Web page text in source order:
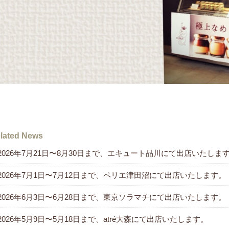
News
年7月21日〜8月30日まで、エキュート品川にて出店いたしま
年7月1日〜7月12日まで、ペリエ津田沼にて出店いたします。
年6月3日〜6月28日まで、東京ソラマチにて出店いたします。
年5月9日〜5月18日まで、atré大森にて出店いたします。